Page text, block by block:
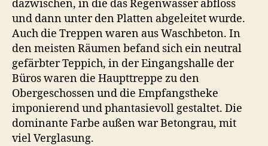
dazwischen, in die das Regenwasser abfloss
und dann unter den Platten abgeleitet wurde.
Auch die Treppen waren aus Waschbeton. In
den meisten Räumen befand sich ein neutral
gefärbter Teppich, in der Eingangshalle der
Büros waren die Haupttreppe zu den
Obergeschossen und die Empfangstheke
imponierend und phantasievoll gestaltet. Die
dominante Farbe außen war Betongrau, mit
viel Verglasung.